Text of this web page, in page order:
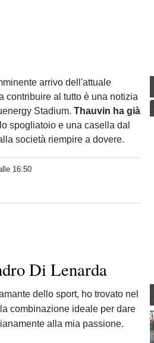
arrivo dell'attuale
contribuire al tutto è una notizia
Stadium.Thauvin ha già
spogliatoio e una casella dal
società riempire a dovere.
16:50
Di Lenarda
dello sport, ho trovato nel
combinazione ideale per dare
alla mia passione.